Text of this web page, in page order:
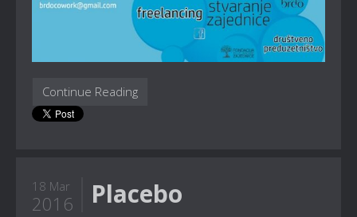
Continue Reading
18 Mar
2016
Placebo